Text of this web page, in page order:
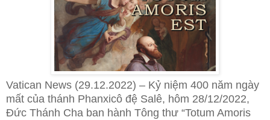
Vatican News (29.12.2022) – Kỷ niệm 400 năm ngày
mất của thánh Phanxicô đệ Salê, hôm 28/12/2022,
Đức Thánh Cha ban hành Tông thư “Totum Amoris